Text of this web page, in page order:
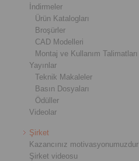
İndirmeler
Ürün Katalogları
Broşürler
CAD Modelleri
Montaj ve Kullanım Talimatları
Yayınlar
Teknik Makaleler
Basın Dosyaları
Ödüller
Videolar
Şirket
Kazancınız motivasyonumuzdur
Şirket videosu